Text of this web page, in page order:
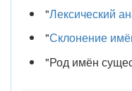
"Лексический
"Склонение
"Род имён